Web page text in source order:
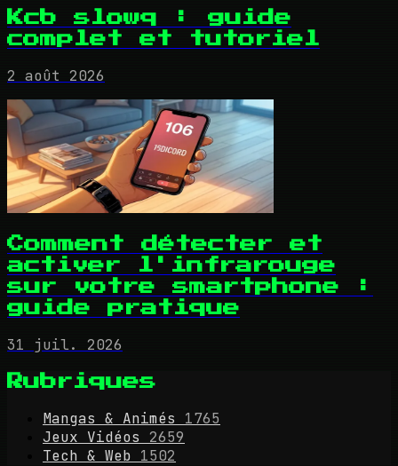
Kcb slowq : guide
complet et tutoriel
2 août 2026
Comment détecter et
activer l'infrarouge
sur votre smartphone :
guide pratique
31 juil. 2026
Rubriques
Mangas & Animés
1765
Jeux Vidéos
2659
Tech & Web 1502